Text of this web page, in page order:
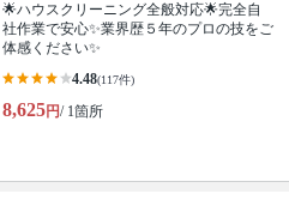
🌟ハウスクリーニング全般対応🌟完全自
社作業で安心✨業界歴５年のプロの技をご
体感ください✨
4.48(117件)
8,625円/ 1箇所